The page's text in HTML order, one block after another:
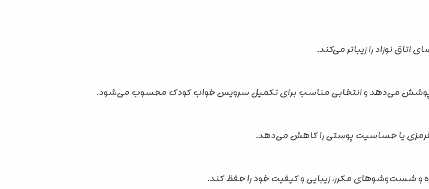
نوزاد را زیباتر می‌کند.
قرمزی یا حساسیت پوستی را کاهش می‌دهد.
و شست‌وشوهای مکرر، زیبایی و کیفیت خود را حفظ کند.